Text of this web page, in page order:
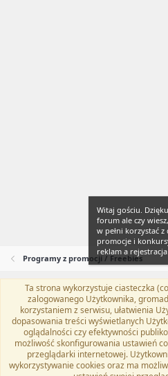
Programy z promocji / Freebies
Flat Awesome + (Parent DO NOT
Kontakt
Regulamin Polityka
TwitterKontakt
RSS
Witaj gościu.
forum ale czy
w pełni korzystać
promocje i
reklam a
Ta strona wykorzystuje ciasteczka
zalogowanego Użytkownika,
korzystaniem z serwisu, ułatwienia
dopasowania treści wyświetlanych
oglądalności czy efektywności
możliwość skonfigurowania ustawień
przeglądarki internetowej.
wykorzystywanie cookies oraz ma